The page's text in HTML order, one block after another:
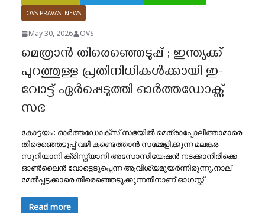
OVS-PRAVASI NEWS
May 30, 2026 OVS
മെത്രാൻ തിരെഞ്ഞെടുപ്പ് ; ഇന്ത്യക്ക്
പുറത്തുള്ള പ്രതിനിധികൾക്കായി ഇ-
വോട്ട് ഏർപ്പെടുത്തി ഓർത്തഡോക്സ്
സഭ
കോട്ടയം : ഓർത്തഡോക്സ് സഭയിൽ മെത്രാപ്പോലീത്താമാരെ
തിരെഞ്ഞെടുപ്പ് വഴി കണ്ടെത്താൻ സമ്മേളിക്കുന്ന മലങ്കര
സുറിയാനി ക്രിസ്ത്യാനി അസോസിയേഷൻ നടക്കാനിരിക്കെ
ഓൺലൈൻ വോട്ടെടുപ്പെന്ന ആവിശ്യമുയർന്നിരുന്നു.നാല്
മേൽപ്പട്ടക്കാരെ തിരെഞ്ഞെടുക്കുന്നതിനാണ് ഓഗസ്റ്റ്‌
Read more